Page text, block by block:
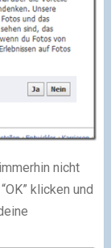
nicht
klicken und